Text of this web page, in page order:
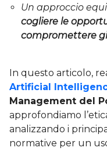
Un approccio
cogliere le
compromettere
In questo articolo,
Artificial
Management del
approfondiamo
analizzando i
normative per un